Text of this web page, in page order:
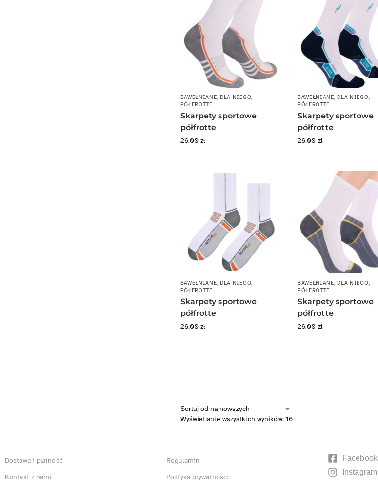
BAWEŁNIANE, DLA NIEGO,
PÓŁFROTTE
Skarpety sportowe
półfrotte
26.00zł
BAWEŁNIANE,DLA NIEGO,
PÓŁFROTTE
Skarpety sportowe
półfrotte
26.00 zł
BAWEŁNIANE, DLA NIEGO,
PÓŁFROTTE
Skarpety sportowe
półfrotte
26.00zł
BAWEŁNIANE, DLA NIEGO,
PÓŁFROTTE
Skarpety sportowe
półfrotte
26.00 zł
Wyświetlanie wszystkich wyników: 16
Dostawa i płatność
Kontakt z nami
Regulamin
Polityka prywatności
Facebook
Instagram